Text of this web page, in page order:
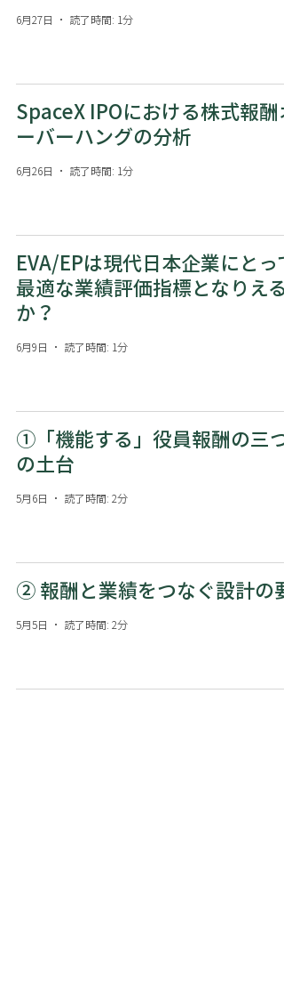
6月27日 読了時間: 1分
SpaceX IPOにおける株式報酬オ
ーバーハングの分析
6月26日 読了時間: 1分
EVA/EPは現代日本企業にとって
最適な業績評価指標となりえる
か？
6月9日 読了時間: 1分
①「機能する」役員報酬の三つ
の土台
5月6日 読了時間: 2分
② 報酬と業績をつなぐ設計の要
5月5日 読了時間: 2分